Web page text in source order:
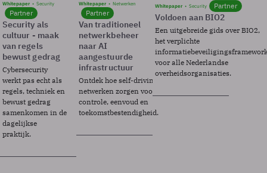
Whitepaper Security
Partner
Security als
cultuur - maak
van regels
bewust gedrag
Cybersecurity
werkt pas echt als
regels, techniek en
bewust gedrag
samenkomen in de
dagelijkse
praktijk.
Whitepaper Netwerken
Partner
Van traditioneel
netwerkbeheer
naar AI
aangestuurde
infrastructuur
Ontdek hoe self-driving
netwerken zorgen voor
controle, eenvoud en
toekomstbestendigheid.
Whitepaper Security Partner
Voldoen aan BIO2
Een uitgebreide gids over BIO2,
het verplichte
voor alle Nederlandse
overheidsorganisaties.